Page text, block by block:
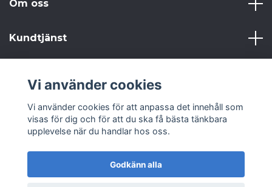
Om oss
Kundtjänst
Sociala medier
Vi använder cookies
Vi använder cookies för att anpassa det innehåll som
visas för dig och för att du ska få bästa tänkbara
upplevelse när du handlar hos oss.
Godkänn alla